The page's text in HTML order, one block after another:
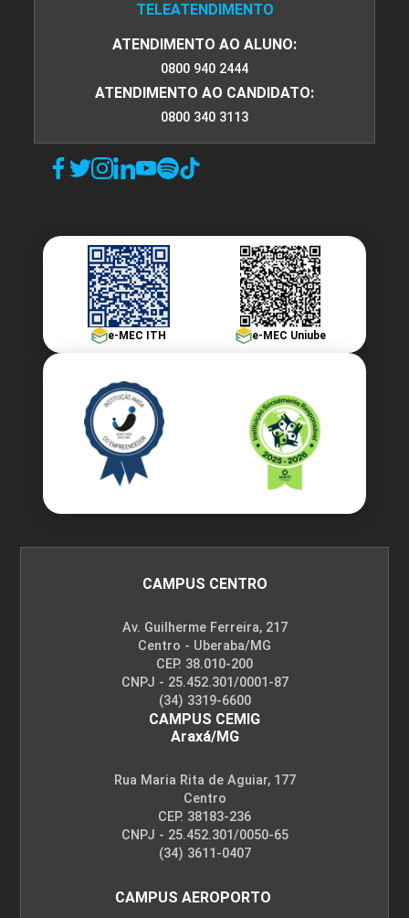
10h
Etapas da Sistematização da Assistência
em Enfermagem II
Etapa do Processo de Enfermagem:
Planejamento dos Resultados
Esperados
Resultados de Enfermagem (NOC)
10h
Etapa do Processo de Enfermagem:
Avaliação da Assistência de
TELEATENDIMENTO
ATENDIMENTO AO ALUNO:
0800 940 2444
ATENDIMENTO AO CANDIDATO:
0800 340 3113
e-MEC ITH e-MEC Uniube
CAMPUS CENTRO
Av. Guilherme Ferreira, 217
Centro - Uberaba/MG
CEP. 38.010-200
CNPJ - 25.452.301/0001-87
(34) 3319-6600
CAMPUS CEMIG
Araxá/MG
Rua Maria Rita de Aguiar, 177
Centro
CEP. 38183-236
CNPJ - 25.452.301/0050-65
(34) 3611-0407
CAMPUS AEROPORTO